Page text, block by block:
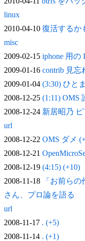
linux
2010-04-10 復活するか
misc
2009-02-15 iphone 用の
2009-01-16 contrib 見忘
2009-01-04 (3:30) ひと
2008-12-25 (1:11) OMS
2008-12-24 新居昭乃
url
2008-12-22 OMS ダメ
2008-12-21
2008-12-19 (4:15) (+10)
2008-11-18
「お前ら
さん、プロ論を語る
url
2008-11-17 . (+5)
2008-11-14 . (+1)